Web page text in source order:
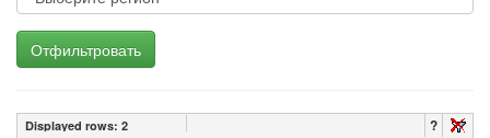
Отфильтровать
Displayed rows: 2 ?